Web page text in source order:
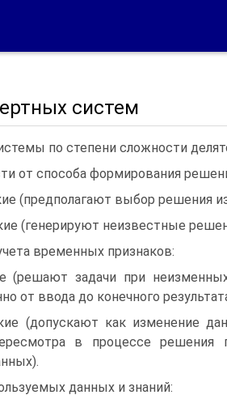
систем
по степени сложности
от способа формирования
(предполагают выбор решения
(генерируют неизвестные
временных признаков:
(решают задачи при
от ввода до конечного
(допускают как изменение
в процессе решения
данных и знаний: